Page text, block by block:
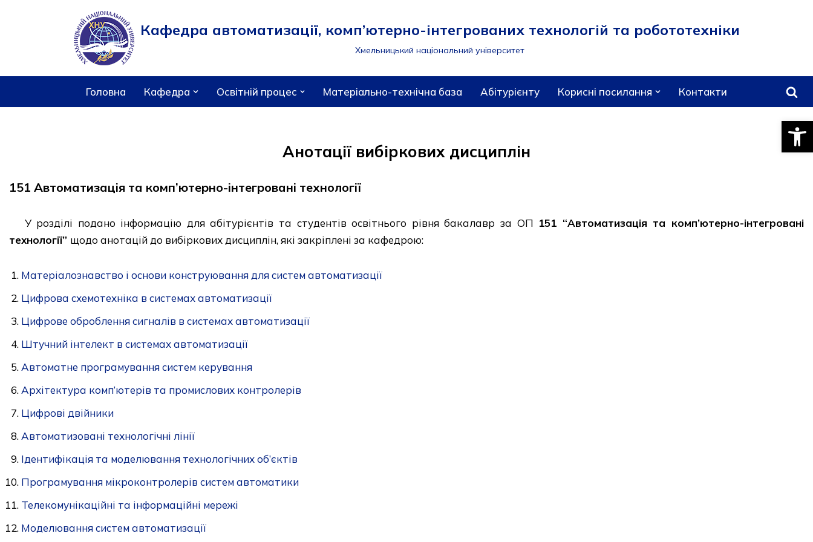
Кафедра автоматизації, комп’ютерно-інтегрованих технологій та робототехніки
Хмельницький національний університет
Головна Кафедра Освітній процес Матеріально-технічна база Абітурієнту Корисні посилання Контакти
Анотації вибіркових дисциплін
151 Автоматизація та комп’ютерно-інтегровані технології
У розділі подано інформацію для абітурієнтів та студентів освітнього рівня бакалавр за ОП 151 “Автоматизація та комп’ютерно-інтегровані
технології” щодо анотацій до вибіркових дисциплін, які закріплені за кафедрою:
Матеріалознавство і основи конструювання для систем автоматизації
Цифрова схемотехніка в системах автоматизації
Цифрове оброблення сигналів в системах автоматизації
Штучний інтелект в системах автоматизації
Автоматне програмування систем керування
Архітектура комп’ютерів та промислових контролерів
Цифрові двійники
Автоматизовані технологічні лінії
Ідентифікація та моделювання технологічних об’єктів
Програмування мікроконтролерів систем автоматики
Телекомунікаційні та інформаційні мережі
Моделювання систем автоматизації